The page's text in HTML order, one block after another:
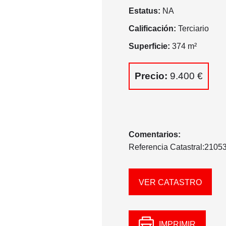
Estatus: NA
Calificación: Terciario
Superficie: 374 m²
Precio: 9.400 €
Comentarios:
Referencia
VER CATASTRO
IMPRIMIR